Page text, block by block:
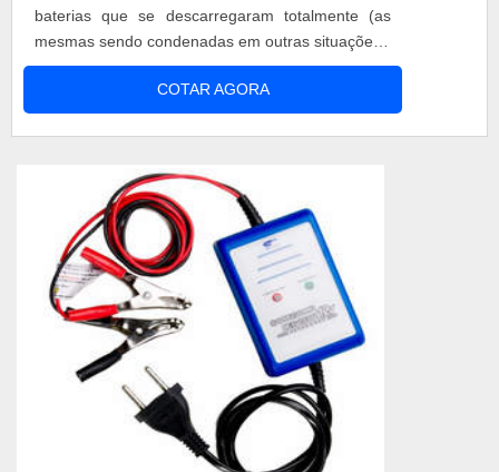
baterias que se descarregaram totalmente (as
mesmas sendo condenadas em outras situações).
Diferenciais Trabalhando com tensão livre nas
placas, o Carregador e dessulfatizador de bateria
MAXXI SHOCK F 15 permite a liberação do ácido
deixando a solução água + ácido, ma...
COTAR AGORA